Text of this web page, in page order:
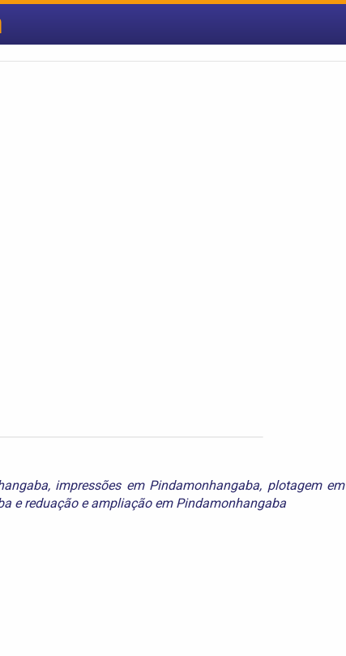
, impressões em Pindamonhangaba, plotagem em
ereduação e ampliação em Pindamonhangaba